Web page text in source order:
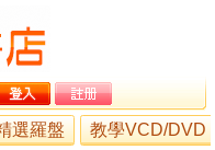
選羅盤 教學VCD/DVD